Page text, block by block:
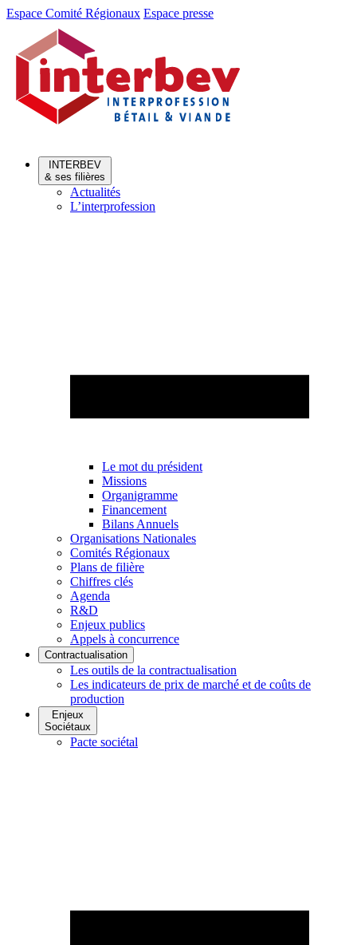
Aller
Aller
contenu
Espace Comité Régionaux Espace presse
INTERBEV
& ses filières
Actualités
L’interprofession
Le mot du président
Missions
Organigramme
Financement
Bilans Annuels
Organisations Nationales
Comités Régionaux
Plans de filière
Chiffres clés
Agenda
R&D
Enjeux publics
Appels à concurrence
Contractualisation
Les outils de la contractualisation
Les indicateurs de prix de marché et de coûts de
production
Enjeux
Sociétaux
Pacte sociétal